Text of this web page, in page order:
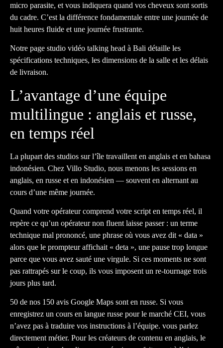
micro parasite, et vous indiquera quand vos cheveux sont sortis
du cadre. C’est la différence fondamentale entre une journée de
huit heures fluide et une journée frustrante.
Notre page studio vidéo talking head à Bali détaille les
spécifications techniques, les dimensions de la salle et les délais
de livraison.
L’avantage d’une équipe
multilingue : anglais et russe,
en temps réel
La plupart des studios sur l’île travaillent en anglais et en bahasa
indonésien. Chez Villo Studio, nous menons les sessions en
anglais, en russe et en indonésien — souvent en alternant au
cours d’une même journée.
Quand votre opérateur comprend votre script en temps réel, il
repère ce qu’un opérateur non fluent laisse passer : un terme
technique mal prononcé, une phrase où vous avez dit « data »
alors que le prompteur affichait « deta », une pause trop longue
parce que vous avez sauté une virgule. Si ces moments ne sont
pas rattrapés sur le coup, ils vous imposent un re-tournage trois
jours plus tard.
50 de nos 150 avis Google Maps sont en russe. Si vous
enregistrez un cours en langue russe pour le marché CEI, vous
n’avez pas à traduire vos instructions à l’équipe. vous parlez
directement métier. Pour les créateurs de contenu en anglais, le